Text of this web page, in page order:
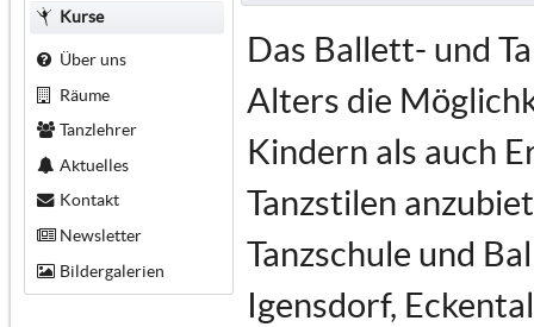
Kurse
Über uns
Räume
Tanzlehrer
Aktuelles
Kontakt
Newsletter
Bildergalerien
Das Ballett- und
Alters die
Kindern als auch
Tanzstilen
Tanzschule und
Igensdorf,